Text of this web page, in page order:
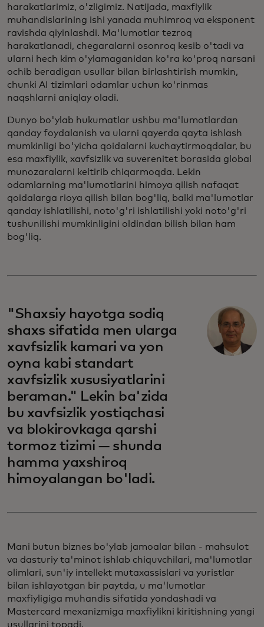
harakatlarimiz, o'zligimiz. Natijada, maxfiylik
muhandislarining ishi yanada muhimroq va eksponent
ravishda qiyinlashdi. Ma'lumotlar tezroq
harakatlanadi, chegaralarni osonroq kesib o'tadi va
ularni hech kim o'ylamaganidan ko'ra ko'proq narsani
ochib beradigan usullar bilan birlashtirish mumkin,
chunki AI tizimlari odamlar uchun ko'rinmas
naqshlarni aniqlay oladi.
Dunyo bo'ylab hukumatlar ushbu ma'lumotlardan
qanday foydalanish va ularni qayerda qayta ishlash
mumkinligi bo'yicha qoidalarni kuchaytirmoqdalar, bu
esa maxfiylik, xavfsizlik va suverenitet borasida global
munozaralarni keltirib chiqarmoqda. Lekin
odamlarning ma'lumotlarini himoya qilish nafaqat
qoidalarga rioya qilish bilan bog'liq, balki ma'lumotlar
qanday ishlatilishi, noto'g'ri ishlatilishi yoki noto'g'ri
tushunilishi mumkinligini oldindan bilish bilan ham
bog'liq.
"Shaxsiy hayotga sodiq
shaxs sifatida men ularga
xavfsizlik kamari va yon
oyna kabi standart
xavfsizlik xususiyatlarini
beraman." Lekin ba'zida
bu xavfsizlik yostiqchasi
va blokirovkaga qarshi
tormoz tizimi — shunda
hamma yaxshiroq
himoyalangan bo'ladi.
Mani butun biznes bo'ylab jamoalar bilan - mahsulot
va dasturiy ta'minot ishlab chiquvchilari, ma'lumotlar
olimlari, sun'iy intellekt mutaxassislari va yuristlar
bilan ishlayotgan bir paytda, u ma'lumotlar
maxfiyligiga muhandis sifatida yondashadi va
Mastercard mexanizmiga maxfiylikni kiritishning yangi
usullarini topadi.